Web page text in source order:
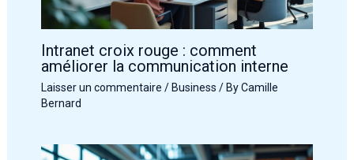
Intranet croix rouge : comment
améliorer la communication interne
Laisser un commentaire / Business / ByCamille
Bernard